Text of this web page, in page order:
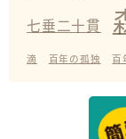
七垂二十貫
滴 百年の孤独 百